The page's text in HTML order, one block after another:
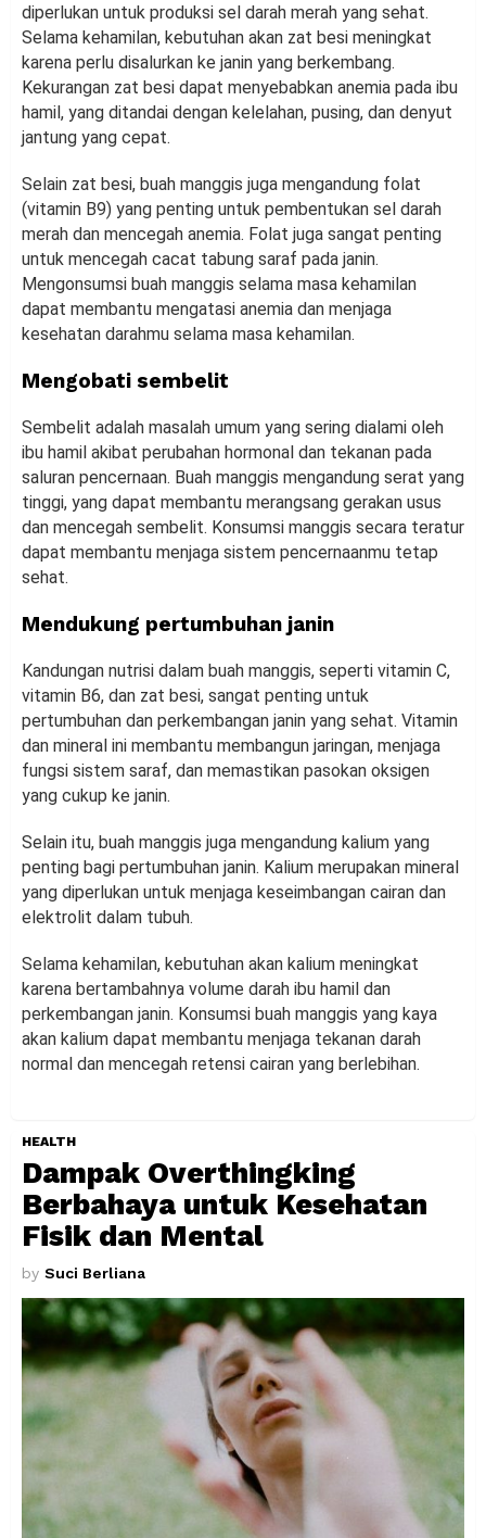
diperlukan untuk produksi sel darah merah yang sehat.
Selama kehamilan, kebutuhan akan zat besi meningkat
karena perlu disalurkan ke janin yang berkembang.
Kekurangan zat besi dapat menyebabkan anemia pada ibu
hamil, yang ditandai dengan kelelahan, pusing, dan denyut
jantung yang cepat.
Selain zat besi, buah manggis juga mengandung folat
(vitamin B9) yang penting untuk pembentukan sel darah
merah dan mencegah anemia. Folat juga sangat penting
untuk mencegah cacat tabung saraf pada janin.
Mengonsumsi buah manggis selama masa kehamilan
dapat membantu mengatasi anemia dan menjaga
kesehatan darahmu selama masa kehamilan.
Mengobati sembelit
Sembelit adalah masalah umum yang sering dialami oleh
ibu hamil akibat perubahan hormonal dan tekanan pada
saluran pencernaan. Buah manggis mengandung serat yang
tinggi, yang dapat membantu merangsang gerakan usus
dan mencegah sembelit. Konsumsi manggis secara teratur
dapat membantu menjaga sistem pencernaanmu tetap
sehat.
Mendukung pertumbuhan janin
Kandungan nutrisi dalam buah manggis, seperti vitamin C,
vitamin B6, dan zat besi, sangat penting untuk
pertumbuhan dan perkembangan janin yang sehat. Vitamin
dan mineral ini membantu membangun jaringan, menjaga
fungsi sistem saraf, dan memastikan pasokan oksigen
yang cukup ke janin.
Selain itu, buah manggis juga mengandung kalium yang
penting bagi pertumbuhan janin. Kalium merupakan mineral
yang diperlukan untuk menjaga keseimbangan cairan dan
elektrolit dalam tubuh.
Selama kehamilan, kebutuhan akan kalium meningkat
karena bertambahnya volume darah ibu hamil dan
perkembangan janin. Konsumsi buah manggis yang kaya
akan kalium dapat membantu menjaga tekanan darah
normal dan mencegah retensi cairan yang berlebihan.
HEALTH
Dampak Overthingking
Berbahaya untuk Kesehatan
Fisik dan Mental
by Suci Berliana